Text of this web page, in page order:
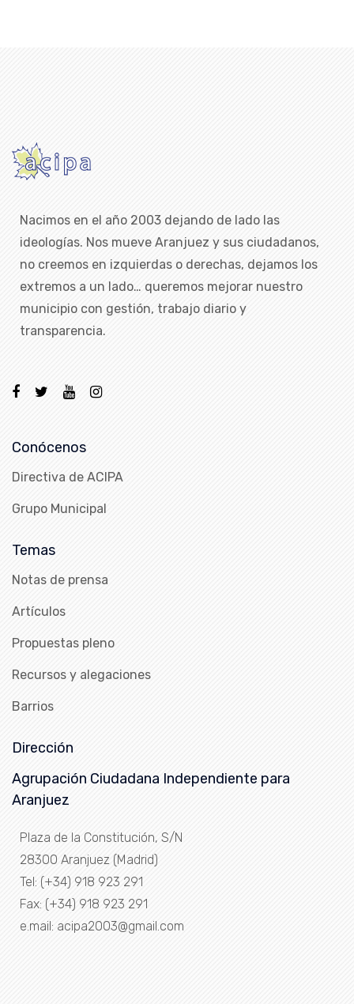
Nacimos en el año 2003 dejando de lado las
ideologías. Nos mueve Aranjuez y sus ciudadanos,
no creemos en izquierdas o derechas, dejamos los
extremos a un lado… queremos mejorar nuestro
municipio con gestión, trabajo diario y
transparencia.
Conócenos
Directiva de ACIPA
Grupo Municipal
Temas
Notas de prensa
Artículos
Propuestas pleno
Recursos y alegaciones
Barrios
Dirección
Agrupación Ciudadana Independiente para
Aranjuez
Plaza de la Constitución, S/N
28300 Aranjuez (Madrid)
Tel: (+34) 918 923 291
Fax: (+34) 918 923 291
e.mail: acipa2003@gmail.com